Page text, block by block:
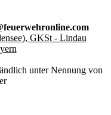
GKSt - Lindau
unter Nennung von